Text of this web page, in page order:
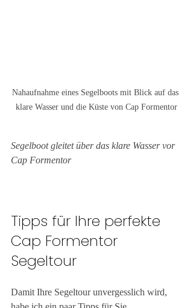
Nahaufnahme eines Segelboots mit Blick auf das
klare Wasser und die Küste von Cap Formentor
Segelboot gleitet über das klare Wasser vor
Cap Formentor
Tipps für Ihre perfekte
Cap Formentor
Segeltour
Damit Ihre Segeltour unvergesslich wird,